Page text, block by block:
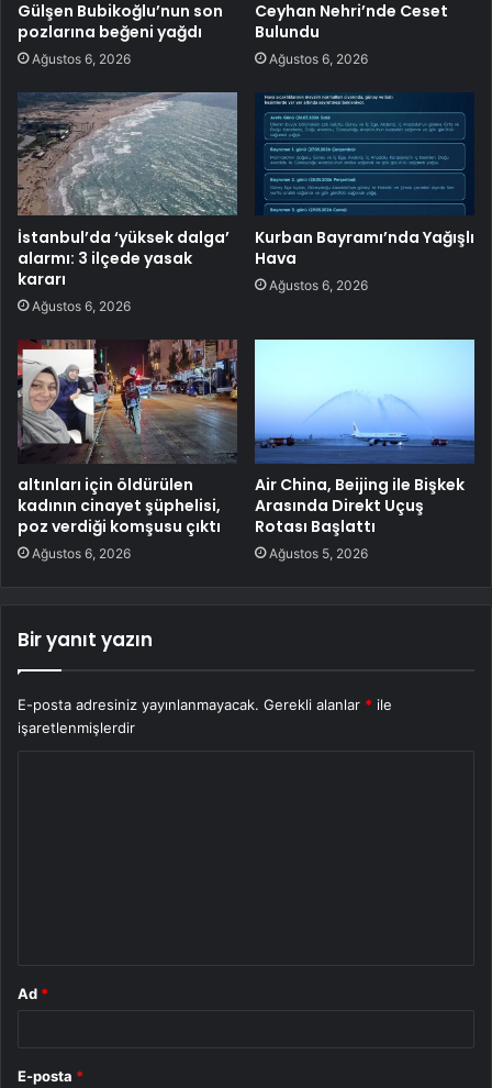
Gülşen Bubikoğlu’nun son
pozlarına beğeni yağdı
Ağustos 6, 2026
Ceyhan Nehri’nde Ceset
Bulundu
Ağustos 6, 2026
İstanbul’da ‘yüksek dalga’
alarmı: 3 ilçede yasak
kararı
Ağustos 6, 2026
Kurban Bayramı’nda Yağışlı
Hava
Ağustos 6, 2026
altınları için öldürülen
kadının cinayet şüphelisi,
poz verdiği komşusu çıktı
Ağustos 6, 2026
Air China, Beijing ile Bişkek
Arasında Direkt Uçuş
Rotası Başlattı
Ağustos 5, 2026
Bir yanıt yazın
E-posta adresiniz yayınlanmayacak. Gerekli alanlar * ile
işaretlenmişlerdir
Ad *
E-posta *